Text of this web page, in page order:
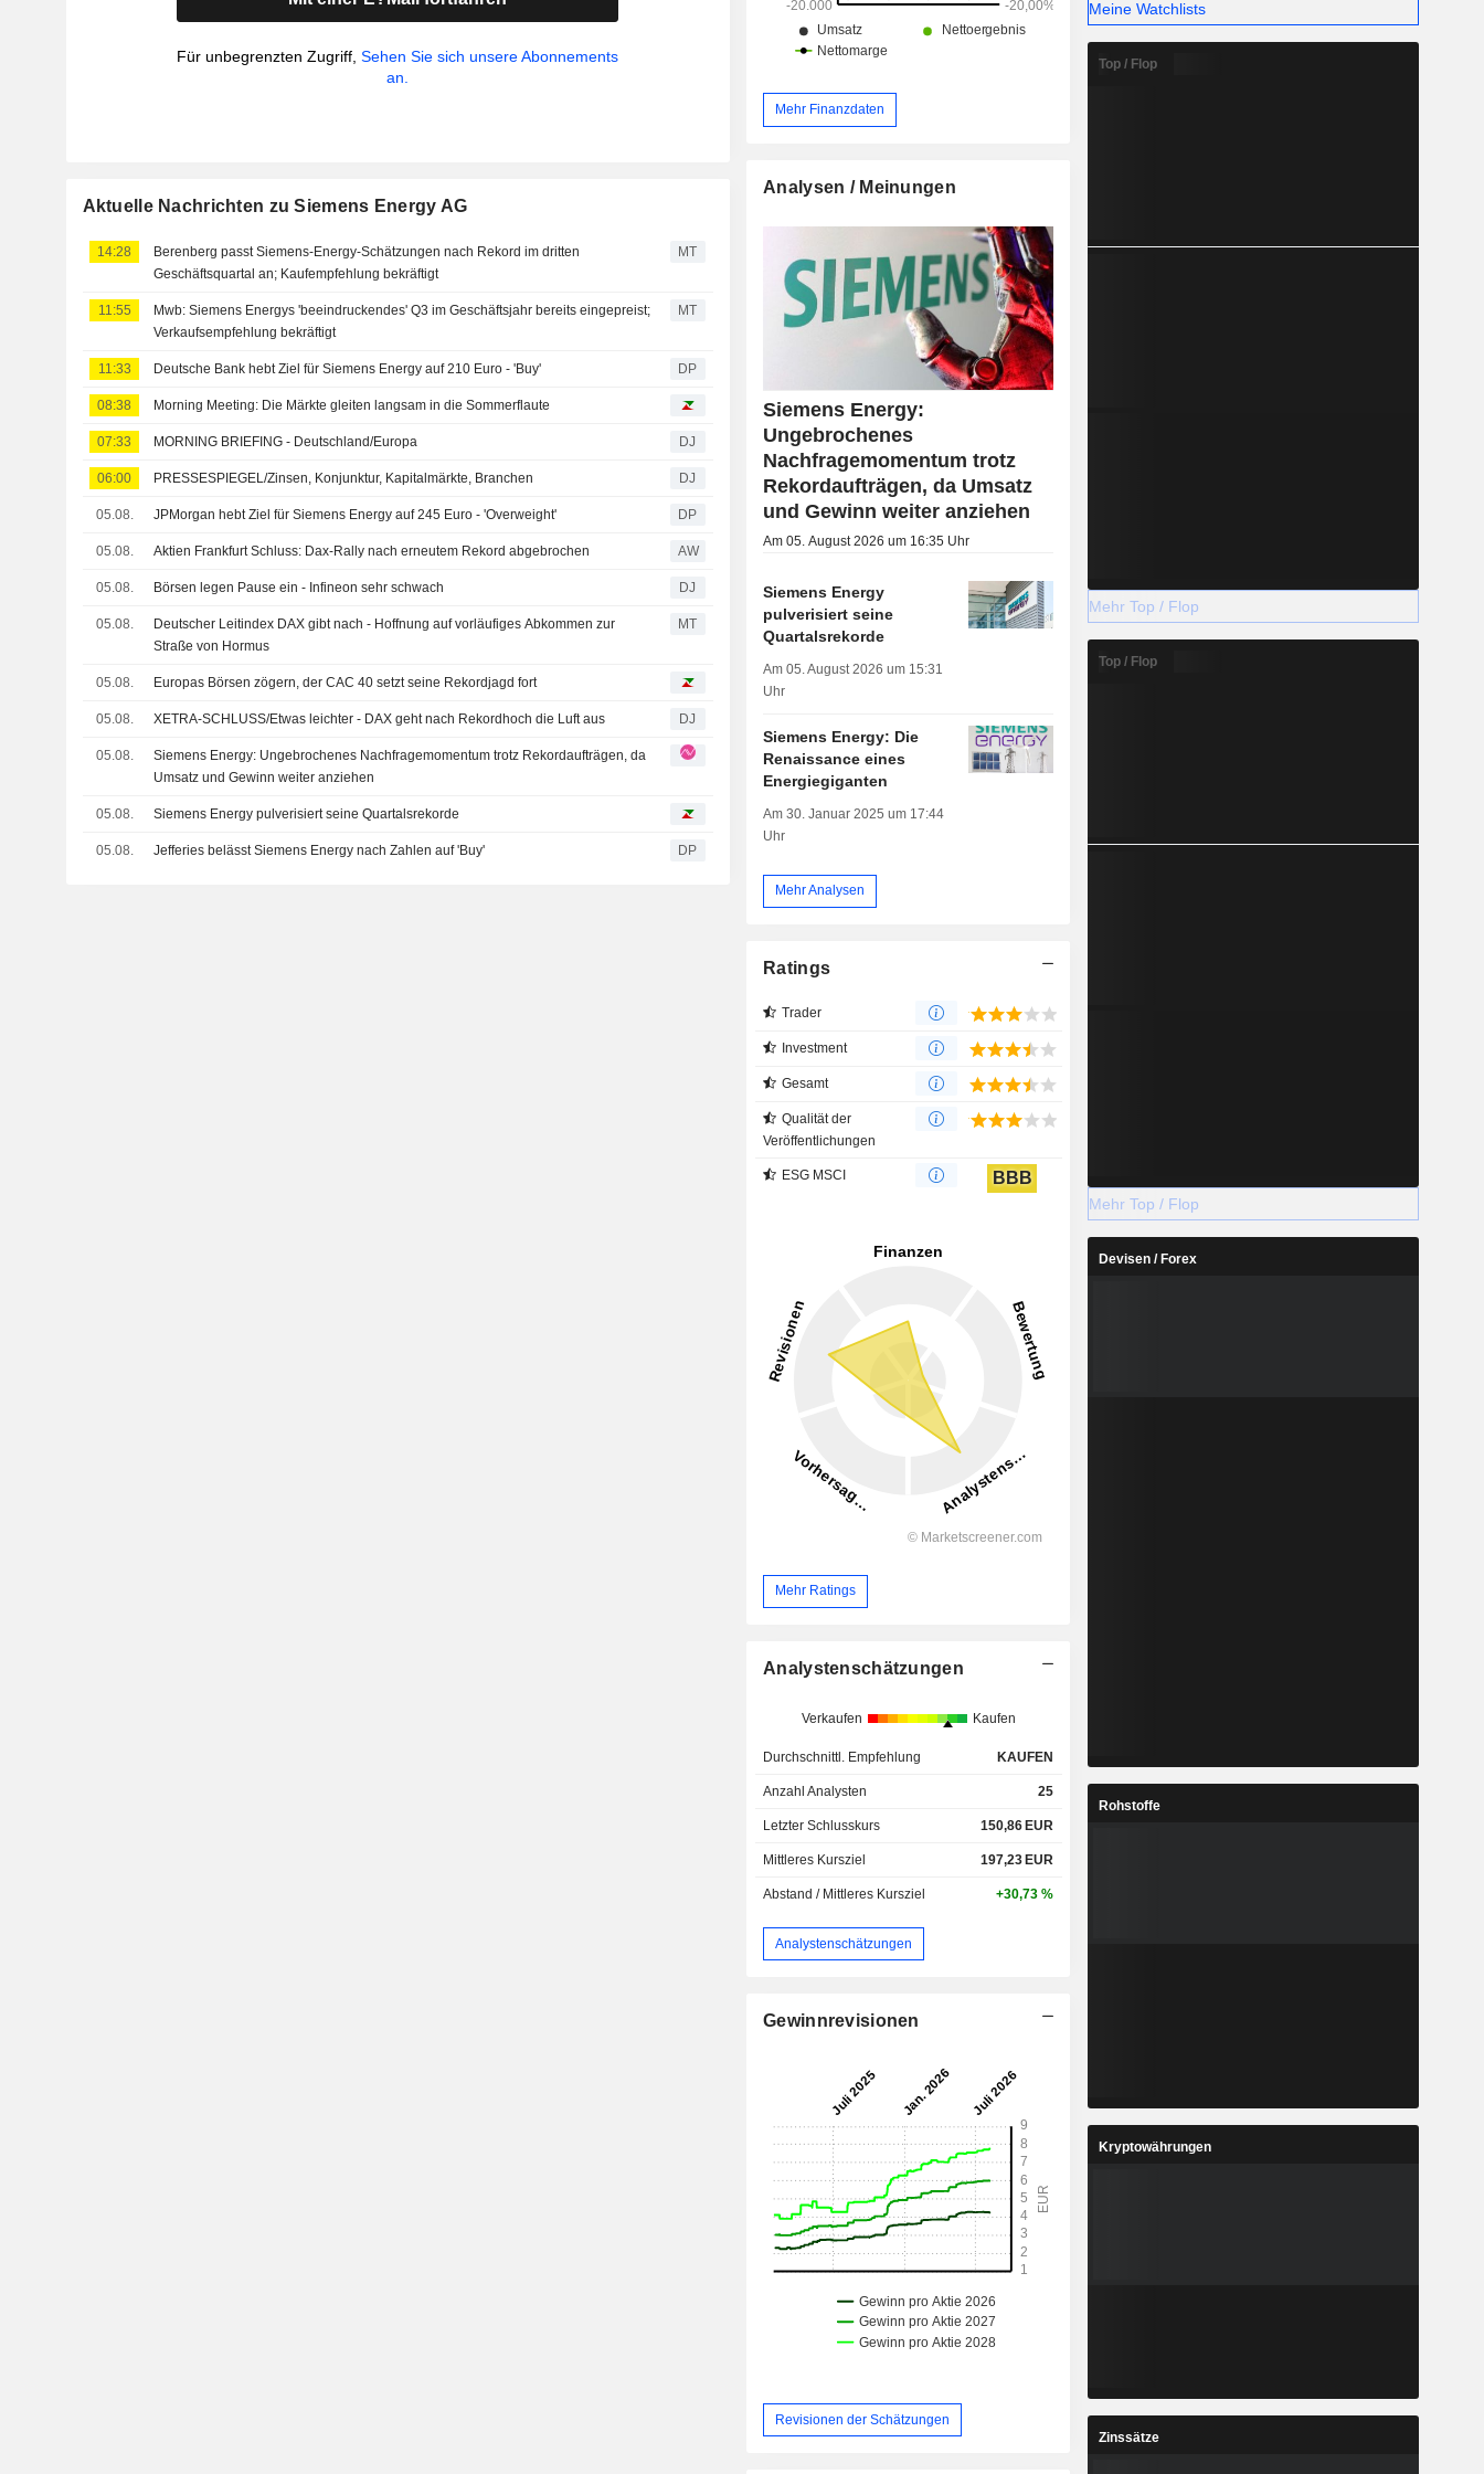
Für unbegrenzten Zugriff,Sehen Sie sich unsere Abonnements
an.
Aktuelle Nachrichten zu Siemens Energy AG
14:28
Berenberg passt Siemens-Energy-Schätzungen nach Rekord im dritten
Geschäftsquartal an; Kaufempfehlung bekräftigt
MT
11:55
Mwb: Siemens Energys 'beeindruckendes' Q3 im Geschäftsjahr bereits eingepreist;
Verkaufsempfehlung bekräftigt
MT
11:33 Deutsche Bank hebt Ziel für Siemens Energy auf 210 Euro - 'Buy' DP
08:38 Morning Meeting: Die Märkte gleiten langsam in die Sommerflaute
07:33 MORNING BRIEFING - Deutschland/Europa DJ
06:00 PRESSESPIEGEL/Zinsen, Konjunktur, Kapitalmärkte, Branchen DJ
05.08. JPMorgan hebt Ziel für Siemens Energy auf 245 Euro - 'Overweight' DP
05.08. Aktien Frankfurt Schluss: Dax-Rally nach erneutem Rekord abgebrochen AW
05.08. Börsen legen Pause ein - Infineon sehr schwach DJ
05.08.
Deutscher Leitindex DAX gibt nach - Hoffnung auf vorläufiges Abkommen zur
Straße von Hormus
MT
05.08. Europas Börsen zögern, der CAC 40 setzt seine Rekordjagd fort
05.08. XETRA-SCHLUSS/Etwas leichter - DAX geht nach Rekordhoch die Luft aus DJ
05.08.
Siemens Energy: Ungebrochenes Nachfragemomentum trotz Rekordaufträgen, da
Umsatz und Gewinn weiter anziehen
05.08. Siemens Energy pulverisiert seine Quartalsrekorde
05.08. Jefferies belässt Siemens Energy nach Zahlen auf 'Buy' DP
Mehr Finanzdaten
Analysen / Meinungen
Siemens Energy:
Ungebrochenes
Nachfragemomentum trotz
Rekordaufträgen, da Umsatz
und Gewinn weiter anziehen
Am 05. August 2026 um 16:35 Uhr
Siemens Energy
pulverisiert seine
Quartalsrekorde
Am 05. August 2026 um 15:31
Uhr
Siemens Energy: Die
Renaissance eines
Energiegiganten
Am 30. Januar 2025 um 17:44
Uhr
Mehr Analysen
Ratings
Trader
Investment
Gesamt
Qualität der
Veröffentlichungen
ESG MSCI BBB
Mehr Ratings
Analystenschätzungen
Verkaufen Kaufen
Durchschnittl. Empfehlung KAUFEN
Anzahl Analysten 25
Letzter Schlusskurs 150,86 EUR
Mittleres Kursziel 197,23 EUR
Abstand / Mittleres Kursziel +30,73 %
Analystenschätzungen
Gewinnrevisionen
Revisionen der Schätzungen
Meine Watchlists
Top / Flop
Mehr Top / Flop
Top / Flop
Mehr Top / Flop
Devisen / Forex
Rohstoffe
Kryptowährungen
Zinssätze